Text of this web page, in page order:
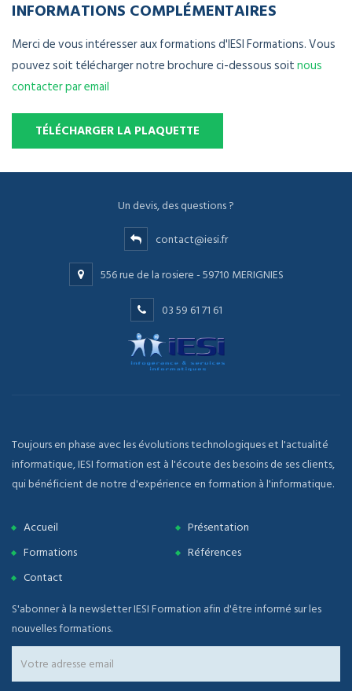
INFORMATIONS COMPLÉMENTAIRES
Merci de vous intéresser aux formations d'IESI Formations. Vous
pouvez soit télécharger notre brochure ci-dessous soitnous
contacter par email
TÉLÉCHARGER LA PLAQUETTE
Un devis, des questions ?
contact@iesi.fr
556 rue de la rosiere - 59710 MERIGNIES
03 59 61 71 61
Toujours en phase avec les évolutions technologiques et l'actualité
informatique, IESI formation est à l'écoute des besoins de ses clients,
qui bénéficient de notre d'expérience en formation à l'informatique.
Accueil
Présentation
Formations
Références
Contact
S'abonner à la newsletter IESI Formation afin d'être informé sur les
nouvelles formations.